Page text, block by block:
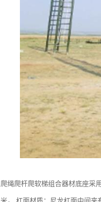
爬绳爬杆爬软梯组合器材底座采